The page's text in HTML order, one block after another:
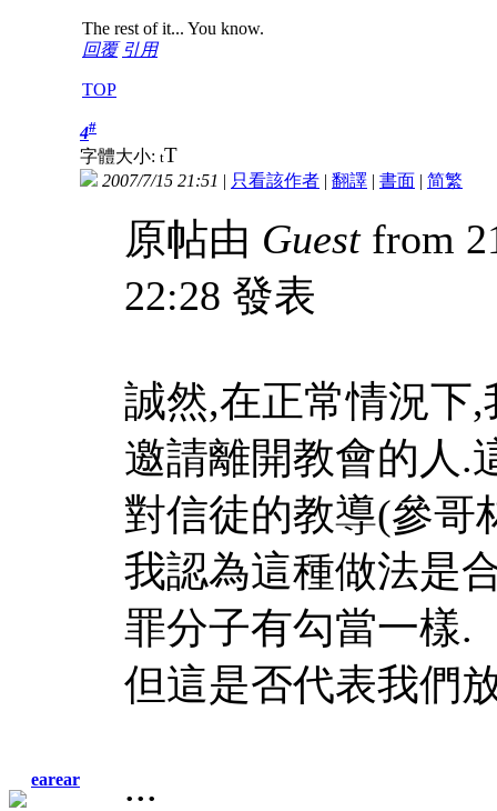
The rest of it... You know.
回覆 引用
TOP
earear
4#
字體大小: tT
2007/7/15 21:51 | 只看該作者 | 翻譯 | 書面 | 简繁
原帖由 Guestfrom
22:28 發表
誠然,在正常情況下
邀請離開教會的人.
對信徒的教導(參哥
我認為這種做法是
罪分子有勾當一樣.
但這是否代表我們
...